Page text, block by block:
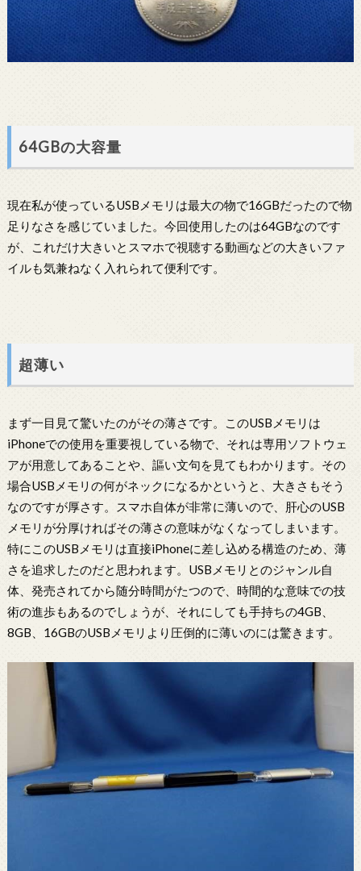
64GBの大容量
現在私が使っているUSBメモリは最大の物で16GBだったので物
足りなさを感じていました。今回使用したのは64GBなのです
が、これだけ大きいとスマホで視聴する動画などの大きいファ
イルも気兼ねなく入れられて便利です。
超薄い
まず一目見て驚いたのがその薄さです。このUSBメモリは
iPhoneでの使用を重要視している物で、それは専用ソフトウェ
アが用意してあることや、謳い文句を見てもわかります。その
場合USBメモリの何がネックになるかというと、大きさもそう
なのですが厚さす。スマホ自体が非常に薄いので、肝心のUSB
メモリが分厚ければその薄さの意味がなくなってしまいます。
特にこのUSBメモリは直接iPhoneに差し込める構造のため、薄
さを追求したのだと思われます。USBメモリとのジャンル自
体、発売されてから随分時間がたつので、時間的な意味での技
術の進歩もあるのでしょうが、それにしても手持ちの4GB、
8GB、16GBのUSBメモリより圧倒的に薄いのには驚きます。